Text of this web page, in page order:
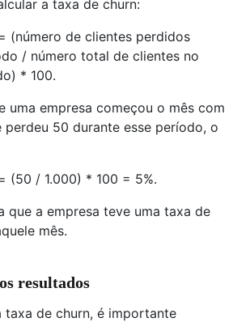
a taxa de churn:
(número de clientes perdidos
/ número total de clientes no
* 100.
uma empresa começou o mês com
perdeu 50 durante esse período, o
(50 / 1.000) * 100 = 5%.
que a empresa teve uma taxa de
mês.
resultados
taxa de churn, é importante